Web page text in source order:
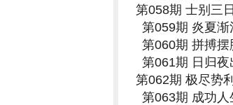
第058期 士别三
第059期 炎夏
第060期 拼搏
第061期 日归
第062期 极尽势
第063期 成功